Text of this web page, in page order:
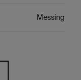
Messing